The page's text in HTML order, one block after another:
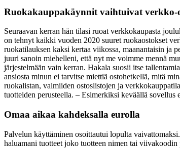
Ruokakauppakäynnit vaihtuivat verkko-
Seuraavan kerran hän tilasi ruoat verkkokaupasta
on tehnyt kaikki vuoden 2020 suuret ruokaostokset
ruokatilauksen kaksi kertaa viikossa, maanantaisin ja
juuri sanoin miehelleni, että nyt me voimme mennä
järjestelmään vain kerran. Hakala suosii itse
ansiosta minun ei tarvitse miettiä ostohetkellä, mitä
ruokalistan, valmiiden ostoslistojen ja
tuotteiden perusteella. – Esimerkiksi keväällä sovellus
Omaa aikaa kahdeksalla eurolla
Palvelun käyttäminen osoittautui lopulta
haluamani tuotteet joko tuotteen nimen tai